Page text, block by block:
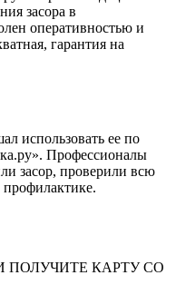
засора в
оперативностью и
гарантия на
использовать ее по
Профессионалы
засор, проверили всю
ПОЛУЧИТЕ КАРТУ СО